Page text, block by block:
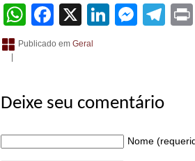
WhatsApp
Facebook
X LinkedIn
Publicado em Geral
Deixe seu comentário
Nome